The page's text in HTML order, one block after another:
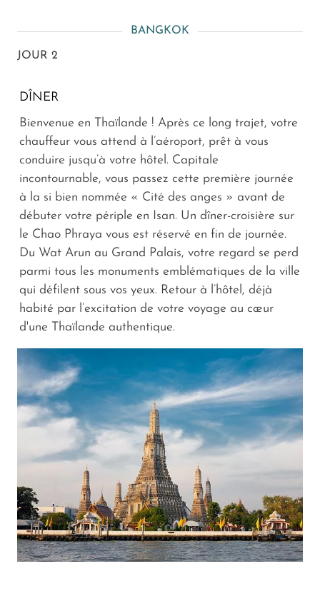
BANGKOK
JOUR 2
DÎNER
Bienvenue en Thaïlande ! Après ce long trajet, votre
chauffeur vous attend à l’aéroport, prêt à vous
conduire jusqu’à votre hôtel. Capitale
incontournable, vous passez cette première journée
à la si bien nommée « Cité des anges » avant de
débuter votre périple en Isan. Un dîner-croisière sur
le Chao Phraya vous est réservé en fin de journée.
Du Wat Arun au Grand Palais, votre regard se perd
parmi tous les monuments emblématiques de la ville
qui défilent sous vos yeux. Retour à l’hôtel, déjà
habité par l’excitation de votre voyage au cœur
d'une Thaïlande authentique.